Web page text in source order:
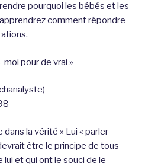
pourquoi les bébés et les
comment répondre
pour de vrai »
dans la vérité » Lui « parler
être le principe de tous
et qui ont le souci de le